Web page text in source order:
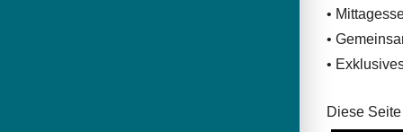
•
•
•
Diese